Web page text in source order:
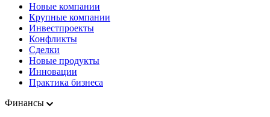
Новые компании
Крупные компании
Инвестпроекты
Конфликты
Сделки
Новые продукты
Инновации
Практика бизнеса
Финансы